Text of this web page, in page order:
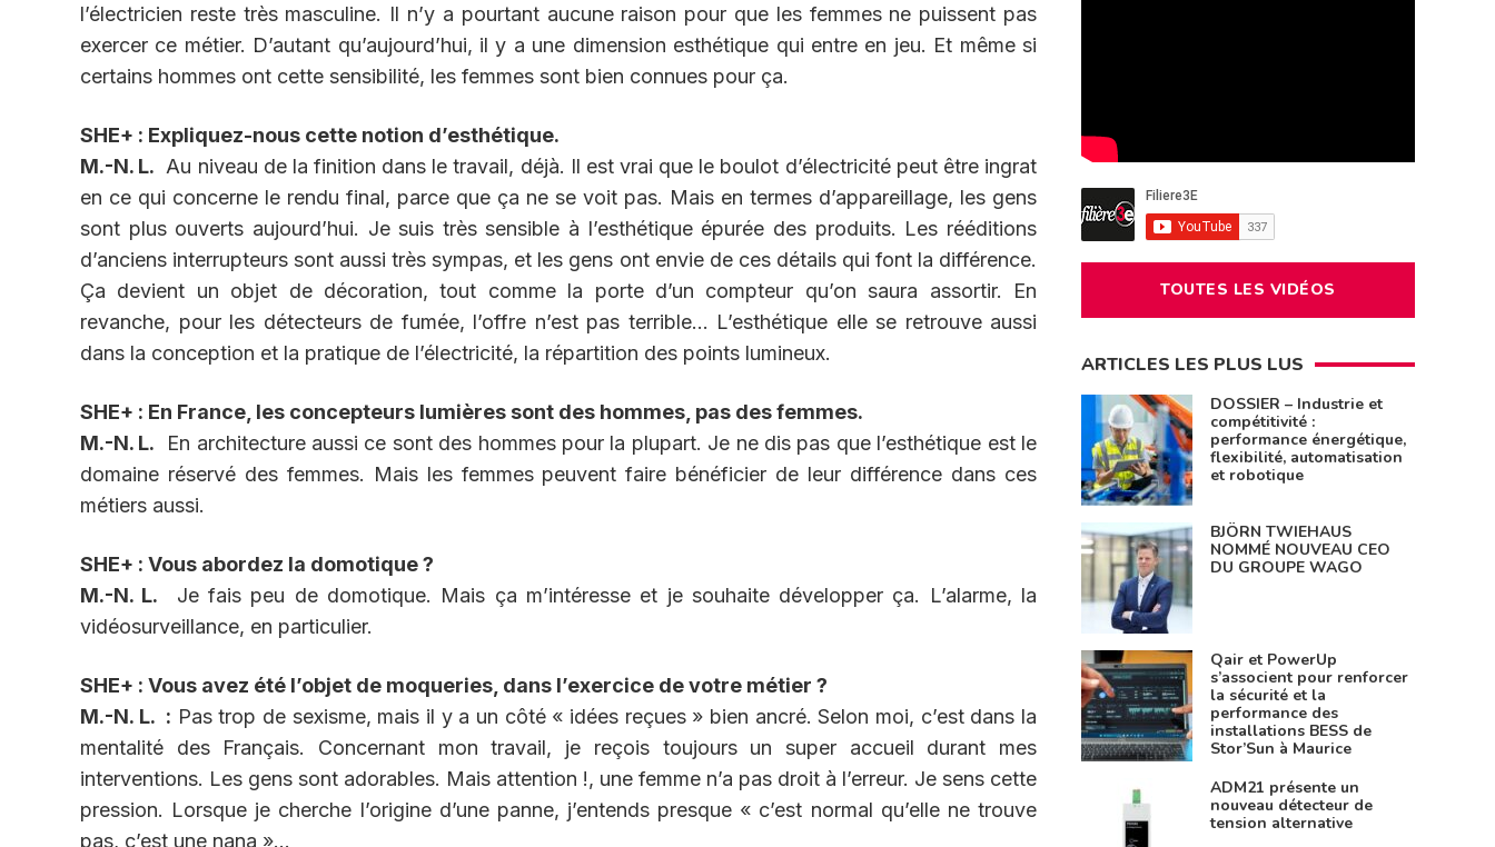
l’électricien reste très masculine. Il n’y a pourtant aucune raison pour que les femmes ne puissent pas
exercer ce métier. D’autant qu’aujourd’hui, il y a une dimension esthétique qui entre en jeu. Et même si
certains hommes ont cette sensibilité, les femmes sont bien connues pour ça.
SHE+ : Expliquez-nous cette notion d’esthétique.
M.-N. L. Au niveau de la finition dans le travail, déjà. Il est vrai que le boulot d’électricité peut être ingrat
en ce qui concerne le rendu final, parce que ça ne se voit pas. Mais en termes d’appareillage, les gens
sont plus ouverts aujourd’hui. Je suis très sensible à l’esthétique épurée des produits. Les rééditions
d’anciens interrupteurs sont aussi très sympas, et les gens ont envie de ces détails qui font la différence.
Ça devient un objet de décoration, tout comme la porte d’un compteur qu’on saura assortir. En
revanche, pour les détecteurs de fumée, l’offre n’est pas terrible… L’esthétique elle se retrouve aussi
dans la conception et la pratique de l’électricité, la répartition des points lumineux.
SHE+ : En France, les concepteurs lumières sont des hommes, pas des femmes.
M.-N. L. En architecture aussi ce sont des hommes pour la plupart. Je ne dis pas que l’esthétique est le
domaine réservé des femmes. Mais les femmes peuvent faire bénéficier de leur différence dans ces
métiers aussi.
SHE+ : Vous abordez la domotique ?
M.-N. L. Je fais peu de domotique. Mais ça m’intéresse et je souhaite développer ça. L’alarme, la
vidéosurveillance, en particulier.
SHE+ : Vous avez été l’objet de moqueries, dans l’exercice de votre métier ?
M.-N. L. : Pas trop de sexisme, mais il y a un côté « idées reçues » bien ancré. Selon moi, c’est dans la
mentalité des Français. Concernant mon travail, je reçois toujours un super accueil durant mes
interventions. Les gens sont adorables. Mais attention !, une femme n’a pas droit à l’erreur. Je sens cette
pression. Lorsque je cherche l’origine d’une panne, j’entends presque « c’est normal qu’elle ne trouve
pas, c’est une nana »…
TOUTES LES VIDÉOS
ARTICLES LES PLUS LUS
DOSSIER – Industrie et
compétitivité :
performance énergétique,
flexibilité, automatisation
et robotique
BJÖRN TWIEHAUS
NOMMÉ NOUVEAU CEO
DU GROUPE WAGO
Qair et PowerUp
s’associent pour renforcer
la sécurité et la
performance des
installations BESS de
Stor’Sun à Maurice
ADM21 présente un
nouveau détecteur de
tension alternative